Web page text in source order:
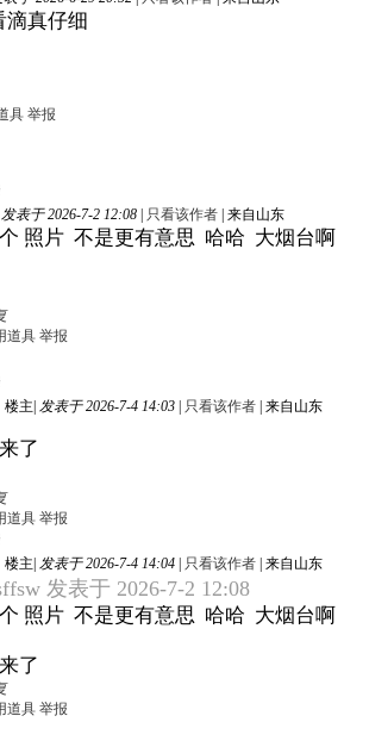
滴真仔细
具 举报
发表于 2026-7-2 12:08
只看该作者 来自山东
照片 不是更有意思 哈哈 大烟台啊
道具 举报
楼主 发表于 2026-7-4 14:03 只看该作者 来自山东
了
道具 举报
楼主 发表于 2026-7-4 14:04 只看该作者 来自山东
发表于 2026-7-2 12:08
照片 不是更有意思 哈哈 大烟台啊
了
道具 举报